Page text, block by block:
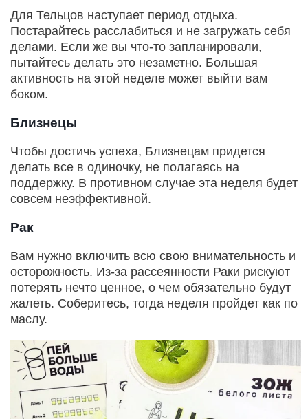
Для Тельцов наступает период отдыха.
Постарайтесь расслабиться и не загружать себя
делами. Если же вы что-то запланировали,
пытайтесь делать это незаметно. Большая
активность на этой неделе может выйти вам
боком.
Близнецы
Чтобы достичь успеха, Близнецам придется
делать все в одиночку, не полагаясь на
поддержку. В противном случае эта неделя будет
совсем неэффективной.
Рак
Вам нужно включить всю свою внимательность и
осторожность. Из-за рассеянности Раки рискуют
потерять нечто ценное, о чем обязательно будут
жалеть. Соберитесь, тогда неделя пройдет как по
маслу.